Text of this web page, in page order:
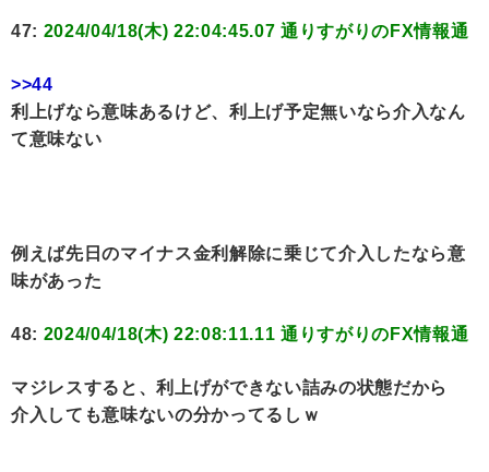
47: 2024/04/18(木) 22:04:45.07 通りすがりのFX情報通
>>44
利上げなら意味あるけど、利上げ予定無いなら介入なん
て意味ない
例えば先日のマイナス金利解除に乗じて介入したなら意
味があった
48: 2024/04/18(木) 22:08:11.11 通りすがりのFX情報通
マジレスすると、利上げができない詰みの状態だから
介入しても意味ないの分かってるしｗ